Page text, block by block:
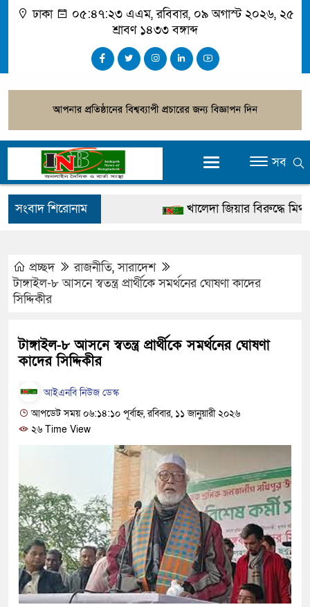
ঢাকা ০৫:৪৭:২৪ এএম, রবিবার, ০৯ অগাস্ট ২০২৬, ২৫
শ্রাবণ ১৪৩৩ বঙ্গাব্দ
সব
সংবাদ শিরোনাম
খালেদা জিয়ার বিরুদ্ধে মিথ্যা
জুলাই স্মৃতি জাদুঘর উদ্বোধন
১৫ মাস পর দেশে ফিরছেন
স্বরাষ্ট্রমন্ত্রী
গাজীপুরে সাতজনকে হত্যার
হারুনসহ ১০ জন
ঢাকার চারপাশে সচল হবে নৌপথ,
রাজধানীর দুই মেট্রো স্টেশনে
আদালতকে বলতে চাইলাম
লতিফ সিদ্দিকী
প্রচ্ছদ রাজনীতি,সারাদেশ
টাঙ্গাইল-৮ আসনে স্বতন্ত্র প্রার্থীকে সমর্থনের ঘোষণা কাদের
সিদ্দিকীর
টাঙ্গাইল-৮ আসনে স্বতন্ত্র প্রার্থীকে সমর্থনের ঘোষণা
কাদের সিদ্দিকীর
আইএনবি নিউজ ডেস্ক
আপডেট সময় ০৬:১৪:১০ পূর্বাহ্ন, রবিবার, ১১ জানুয়ারী ২০২৬
২৬ Time View